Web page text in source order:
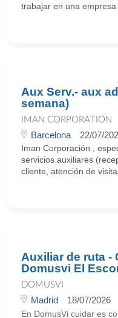
trabajar en una empresa
Aux Serv.- aux
semana)
IMAN CORPORATION
Barcelona 22/07/
Iman Corporación ,
servicios auxiliares
cliente, atención de
Auxiliar de ruta -
Domusvi El
DOMUSVI
Madrid 18/07/2026
En DomusVi cuidar es